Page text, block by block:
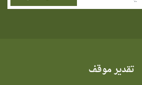
تقدير موقف